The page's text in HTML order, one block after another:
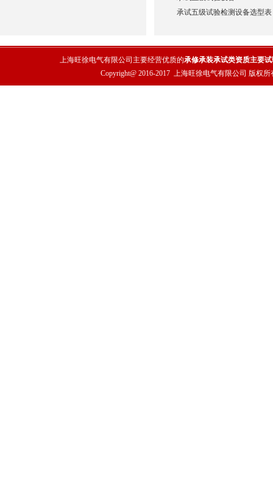
承试五级试验检测设备选型表
上海旺徐电气有限公司主要经营优质的承修承装承试类资质主要
Copyright@ 2016-2017 上海旺徐电气有限公司 版权